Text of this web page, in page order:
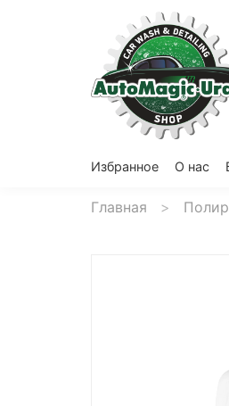
Избранное О нас
Главная